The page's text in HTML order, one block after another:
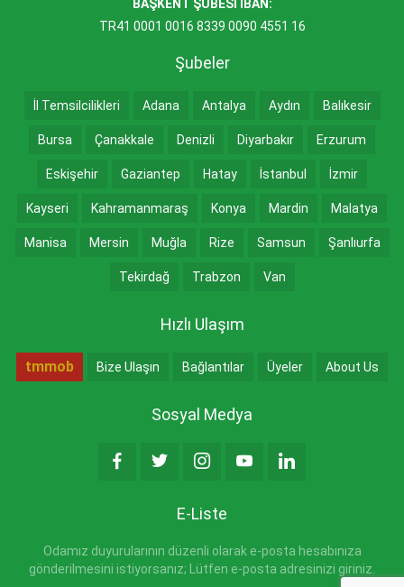
BAŞKENT ŞUBESİ IBAN:
TR41 0001 0016 8339 0090 4551 16
Şubeler
İl Temsilcilikleri Adana Antalya Aydın Balıkesir
Bursa Çanakkale Denizli Diyarbakır Erzurum
Eskişehir Gaziantep Hatay İstanbul İzmir
Kayseri Kahramanmaraş Konya Mardin Malatya
Manisa Mersin Muğla Rize Samsun Şanlıurfa
Tekirdağ Trabzon Van
Hızlı Ulaşım
tmmob Bize Ulaşın Bağlantılar Üyeler About Us
Sosyal Medya
E-Liste
Odamız duyurularının düzenli olarak e-posta hesabınıza
gönderilmesini istiyorsanız; Lütfen e-posta adresinizi giriniz.